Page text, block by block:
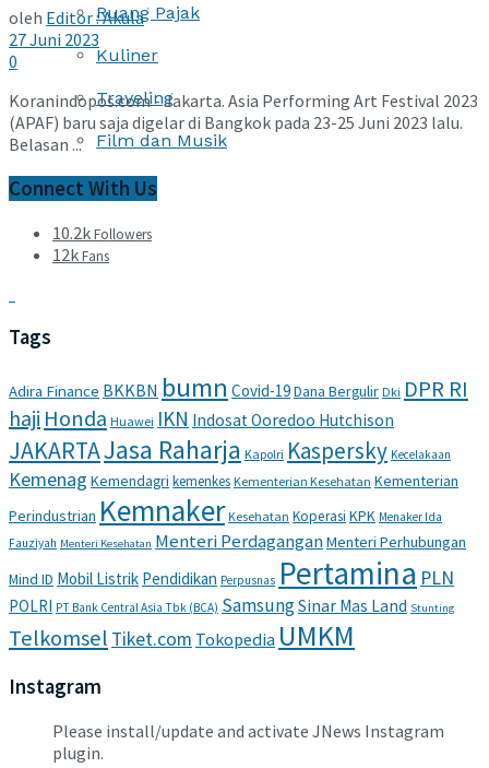
Ruang Pajak
Kuliner
Traveling
Film dan Musik
oleh Editor : Akula
27 Juni 2023
0
Koranindopos.com - Jakarta. Asia Performing Art Festival 2023
(APAF) baru saja digelar di Bangkok pada 23-25 Juni 2023 lalu.
Belasan ...
Connect With Us
10.2kFollowers
12kFans
Tags
Adira Finance BKKBN bumn Covid-19Dana Bergulir Dki DPR RI
haji Honda Huawei IKN Indosat Ooredoo Hutchison
JAKARTAJasa Raharja Kapolri Kaspersky Kecelakaan
Kemenag Kemendagri kemenkes Kementerian Kesehatan Kementerian
Perindustrian Kemnaker Kesehatan Koperasi KPK Menaker Ida
Fauziyah Menteri Kesehatan Menteri PerdaganganMenteri Perhubungan
Mind ID Mobil Listrik Pendidikan Perpusnas Pertamina PLN
POLRI PT Bank Central Asia Tbk (BCA) SamsungSinar Mas Land Stunting
Telkomsel Tiket.com Tokopedia UMKM
Instagram
Please install/update and activate JNews Instagram
plugin.